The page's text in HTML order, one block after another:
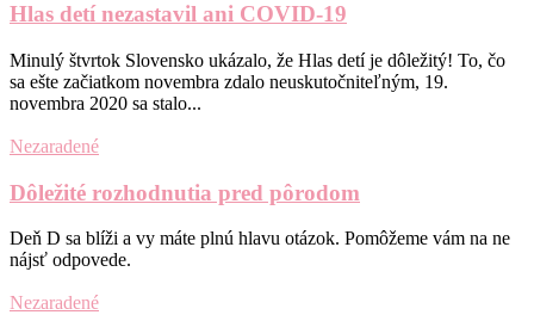
Hlas detí nezastavil ani COVID-19
Minulý štvrtok Slovensko ukázalo, že Hlas detí je dôležitý! To, čo
sa ešte začiatkom novembra zdalo neuskutočniteľným, 19.
novembra 2020 sa stalo...
Nezaradené
Dôležité rozhodnutia pred pôrodom
Deň D sa blíži a vy máte plnú hlavu otázok. Pomôžeme vám na ne
nájsť odpovede.
Nezaradené